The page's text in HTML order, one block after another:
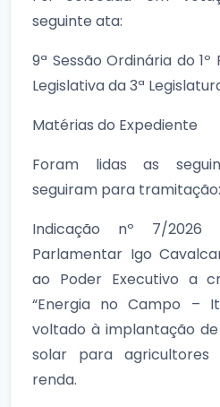
seguinte ata:
9ª Sessão Ordinária do
Legislativa da 3ª
Matérias do Expediente
Foram lidas as
seguiram para tramitação:
Indicação nº 7/
Parlamentar Igo
ao Poder Executivo a
“Energia no Campo –
voltado à implantação
solar para agricultores
renda.